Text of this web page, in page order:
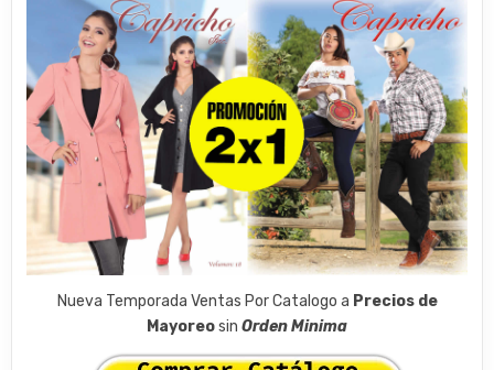
Nueva Temporada Ventas Por Catalogo a Precios de
Mayoreosin Orden Minima